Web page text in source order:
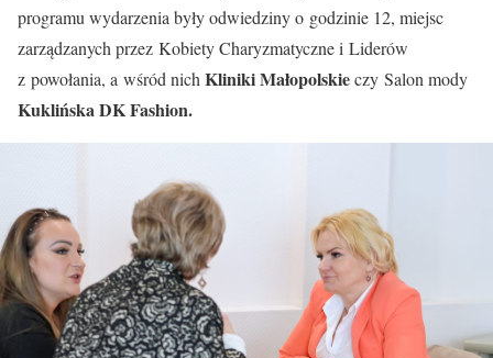
programu wydarzenia były odwiedziny o godzinie 12, miejsc
zarządzanych przez Kobiety Charyzmatyczne i Liderów
z powołania, a wśród nichKlinikiMałopolskieczy Salon mody
Kuklińska DK Fashion.